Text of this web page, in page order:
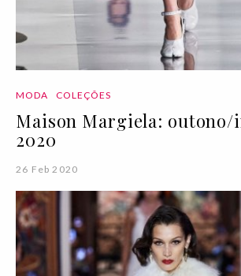
MODA COLEÇÕES
Maison Margiela: outono/
2020
26 Feb 2020